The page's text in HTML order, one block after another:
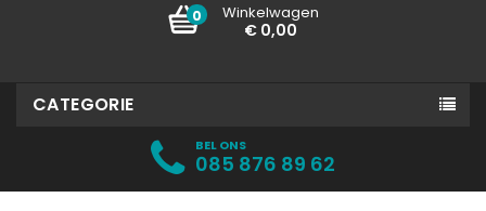
Winkelwagen
0
€ 0,00
CATEGORIE
BEL ONS
085 876 89 62